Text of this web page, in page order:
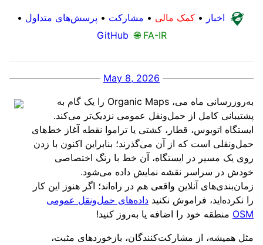
اخبار •کمک مالی • مشارکت • پرسش‌های متداول •
GitHub 🌐 FA-IR
May 8, 2026
به‌روزرسانی ماه می، Organic Maps را یک گام به
پشتیبانی کامل از حمل‌ونقل عمومی نزدیک‌تر می‌کند.
ایستگاه اتوبوس، قطار، کشتی یا تراموا نقطه آغاز خط‌های
حمل‌ونقلی است که از آن می‌گذرند؛ بنابراین اکنون با زدن
روی یک مسیر در ایستگاه، آن خط با رنگ اختصاصی
خودش در سراسر نقشه نمایش داده می‌شود.
زمان‌بندی‌های آنلاین واقعی هم در راه‌اند؛ اگر هنوز این کار
را نکرده‌اید، فراموش نکنید داده‌های حمل‌ونقل عمومی
OSM منطقه خود را اضافه یا به‌روز کنید!
مثل همیشه، از مشارکت‌کنندگان، بازخوردهای مثبت،